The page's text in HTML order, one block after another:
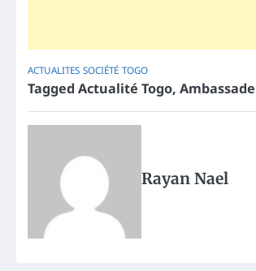
ACTUALITES SOCIÉTÉ TOGO
Tagged Actualité Togo,
Rayan Nael